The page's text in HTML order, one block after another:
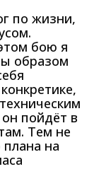
по жизни,
бою я
образом
пойдёт в
Тем не
на